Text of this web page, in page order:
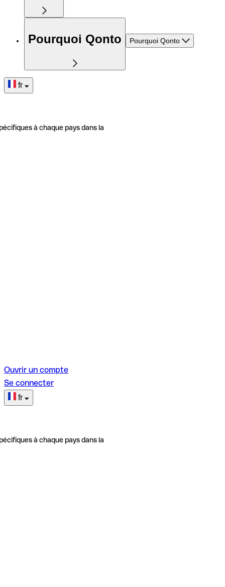
Pourquoi Qonto Pourquoi Qonto
fr
à chaque pays dans la
Ouvrir un compte
Se connecter
fr
à chaque pays dans la